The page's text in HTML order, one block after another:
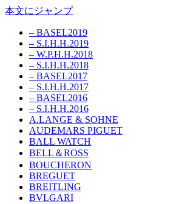
本文にジャンプ
– BASEL2019
– S.I.H.H.2019
– W.P.H.H.2018
– S.I.H.H.2018
– BASEL2017
– S.I.H.H.2017
– BASEL2016
– S.I.H.H.2016
A.LANGE & SOHNE
AUDEMARS PIGUET
BALL WATCH
BELL＆ROSS
BOUCHERON
BREGUET
BREITLING
BVLGARI